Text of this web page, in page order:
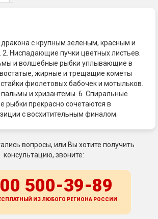
дракона с крупным зеленым, красным и
Ниспадающие пучки цветных листьев.
и волшебные рыбки уплывающие в
жирные и трещащие кометы
фиолетовых бабочек и мотыльков.
и хризантемы. 6. Спиральные
рыбки прекрасно сочетаются в
с восхитительным финалом.
вопросы, или Вы хотите получить
консультацию, звоните:
500-39-89
ИЗ ЛЮБОГО РЕГИОНА РОССИИ